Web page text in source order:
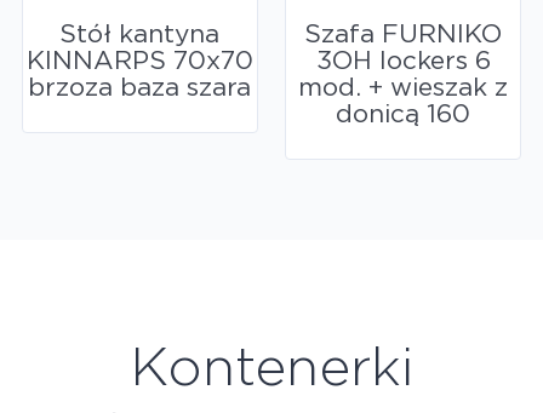
Stół kantyna
KINNARPS 70x70
brzoza baza szara
Szafa FURNIKO
3OH lockers 6
mod. + wieszak z
donicą 160
Kontenerki